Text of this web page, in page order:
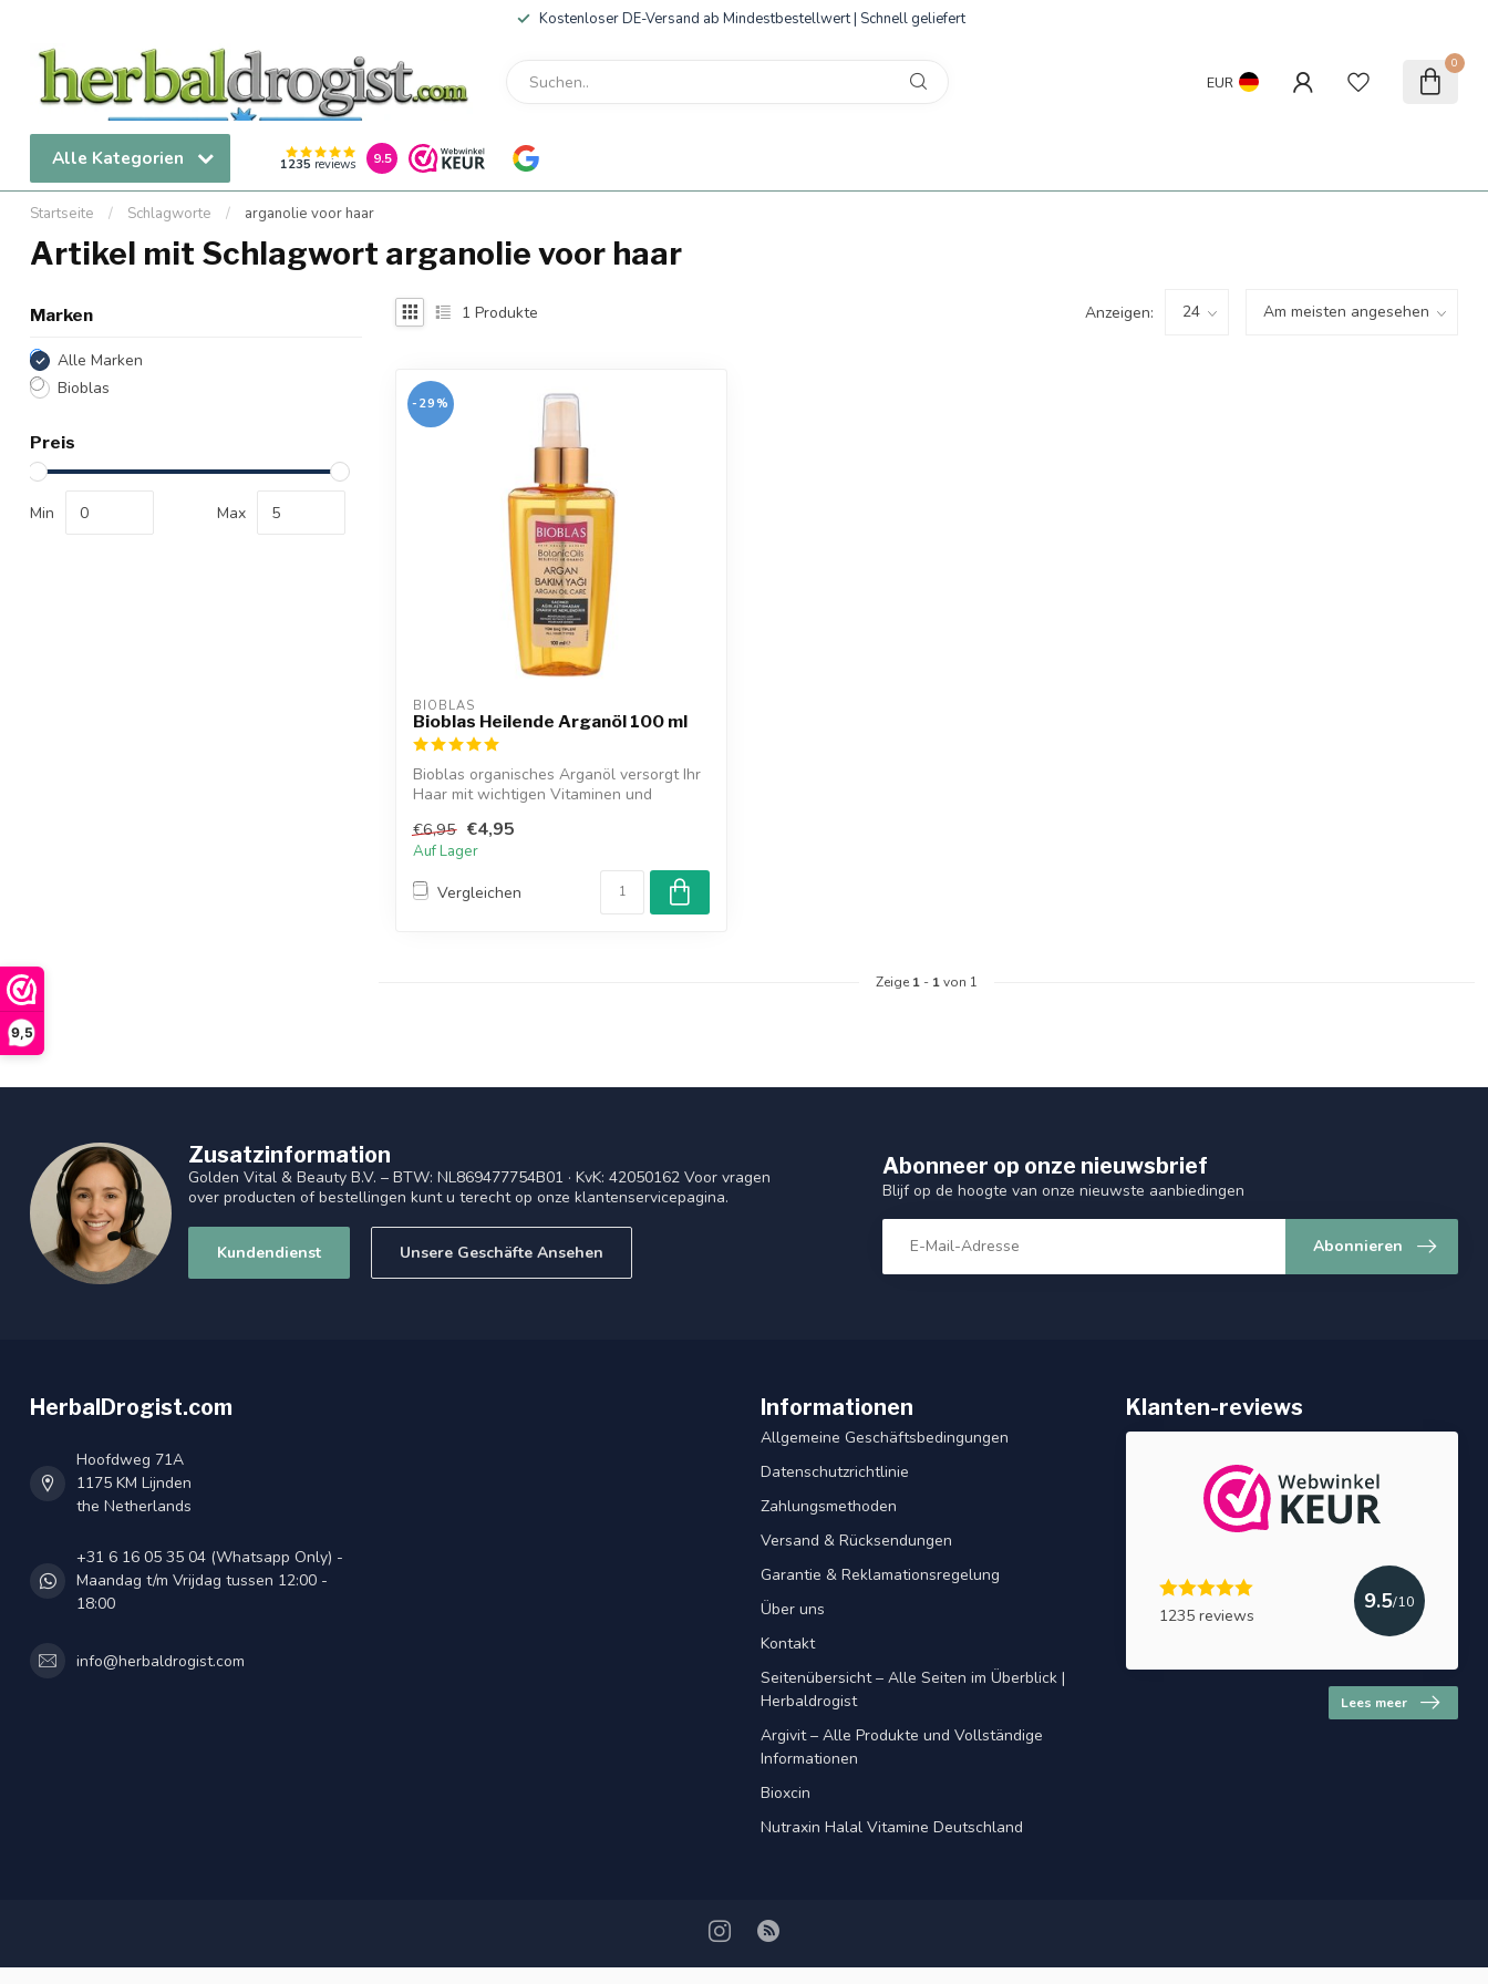
9,5
Kostenloser DE-Versand ab Mindestbestellwert | Schnell geliefert
EUR
0
Alle Kategorien 1235 reviews 9.5
Startseite / Schlagworte / arganolie voor haar
Artikel mit Schlagwort arganolie voor haar
Marken
Alle Marken
Bioblas
Preis
Min Max
1 Produkte Anzeigen:
-29%
BIOBLAS
Bioblas Heilende Arganöl 100 ml
Bioblas organisches Arganöl versorgt Ihr
Haar mit wichtigen Vitaminen und
€6,95 €4,95
Auf Lager
Vergleichen
Zeige 1 - 1von 1
Zusatzinformation
Golden Vital & Beauty B.V. – BTW: NL869477754B01 · KvK: 42050162 Voor vragen
over producten of bestellingen kunt u terecht op onze klantenservicepagina.
Kundendienst Unsere Geschäfte Ansehen
Abonneer op onze nieuwsbrief
Blijf op de hoogte van onze nieuwste aanbiedingen
Abonnieren
HerbalDrogist.com
Hoofdweg 71A
1175 KM Lijnden
the Netherlands
+31 6 16 05 35 04 (Whatsapp Only) -
Maandag t/m Vrijdag tussen 12:00 -
18:00
info@herbaldrogist.com
Informationen
Allgemeine Geschäftsbedingungen
Datenschutzrichtlinie
Zahlungsmethoden
Versand & Rücksendungen
Garantie & Reklamationsregelung
Über uns
Kontakt
Seitenübersicht – Alle Seiten im Überblick |
Herbaldrogist
Argivit – Alle Produkte und Vollständige
Informationen
Bioxcin
Nutraxin Halal Vitamine Deutschland
Klanten-reviews
1235 reviews
9.5/10
Lees meer